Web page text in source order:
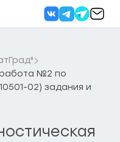
работа №2 по
02) задания и